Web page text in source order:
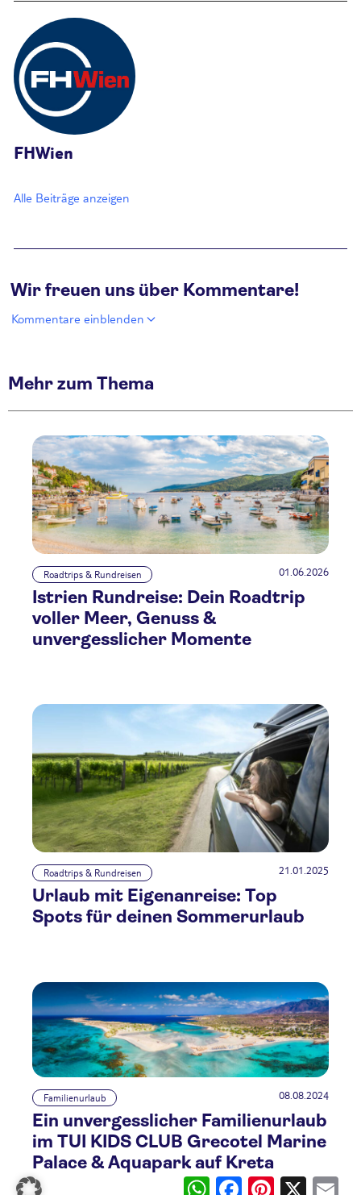
FHWien
Alle Beiträge anzeigen
Wir freuen uns über Kommentare!
Kommentare einblenden
Mehr zum Thema
Roadtrips & Rundreisen 01.06.2026
Istrien Rundreise: Dein Roadtrip
voller Meer, Genuss &
unvergesslicher Momente
Roadtrips & Rundreisen 21.01.2025
Urlaub mit Eigenanreise: Top
Spots für deinen Sommerurlaub
Familienurlaub 08.08.2024
Ein unvergesslicher Familienurlaub
im TUI KIDS CLUB Grecotel Marine
Palace & Aquapark auf Kreta
WhatsAppFacebookPinterest
X